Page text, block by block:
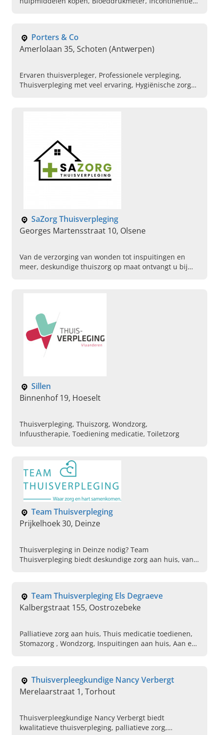
Porters & Co
Amerlolaan 35, Schoten (Antwerpen)
Ervaren thuisverpleger, Professionele verpleging,
Thuisverpleging met veel ervaring, Hygiënische zorg
SaZorg Thuisverpleging
Georges Martensstraat 10, Olsene
Van de verzorging van wonden tot inspuitingen en
meer, deskundige thuiszorg op maat ontvangt u bij
Sillen
Binnenhof 19, Hoeselt
Thuisverpleging, Thuiszorg, Wondzorg,
Infuustherapie, Toediening medicatie, Toiletzorg
Team Thuisverpleging
Prijkelhoek 30, Deinze
Thuisverpleging in Deinze nodig? Team
Thuisverpleging biedt deskundige zorg aan huis, van
Team Thuisverpleging Els Degraeve
Kalbergstraat 155, Oostrozebeke
Palliatieve zorg aan huis, Thuis medicatie toedienen,
Stomazorg , Wondzorg, Inspuitingen aan huis, Aan en
Thuisverpleegkundige Nancy Verbergt
Merelaarstraat 1, Torhout
Thuisverpleegkundige Nancy Verbergt biedt
kwalitatieve thuisverpleging, palliatieve zorg,